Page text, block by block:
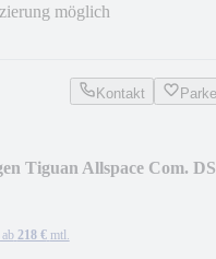
möglich
Kontakt
Tiguan Allspace Com.
218 € mtl.